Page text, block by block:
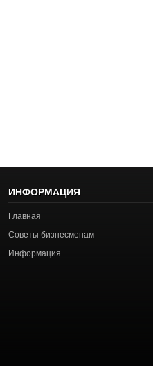
ИНФОРМАЦИЯ
Главная
Советы бизнесменам
Информация